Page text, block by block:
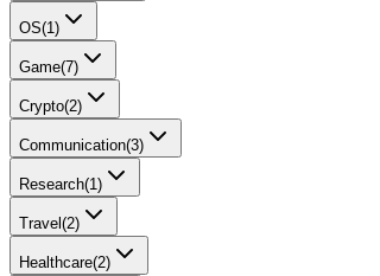
OS(1)
Game(7)
Crypto(2)
Communication(3)
Research(1)
Travel (2)
Healthcare(2)